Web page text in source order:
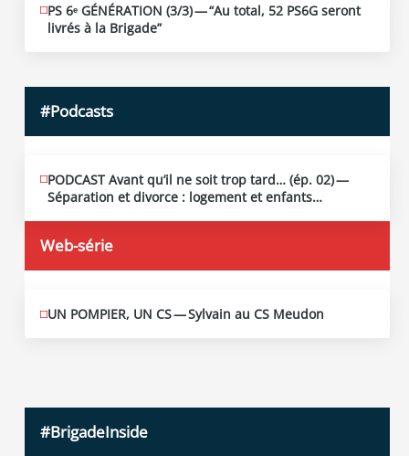
JUIN
19
2026
PS 6ᵉ GÉNÉRATION (3/​3) — “Au total, 52 PS6G seront
livrés à la Brigade”
#Podcasts
MAI
13
2026
PODCAST Avant qu’il ne soit trop tard… (ép. 02) —
Séparation et divorce : logement et enfants…
Web-série
MAI
10
UN POMPIER, UN CS — Sylvain au CS Meudon
#BrigadeInside